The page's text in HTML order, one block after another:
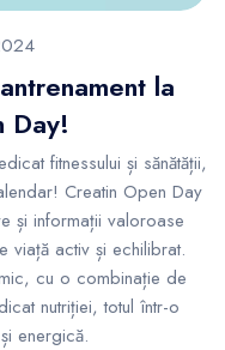
la
Day!
fitnessului și sănătății,
Creatin Open Day
și informații valoroase
viață activ și echilibrat.
cu o combinație de
nutriției, totul într-o
energică.